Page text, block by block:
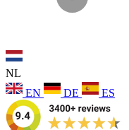
NL
EN
DE ES